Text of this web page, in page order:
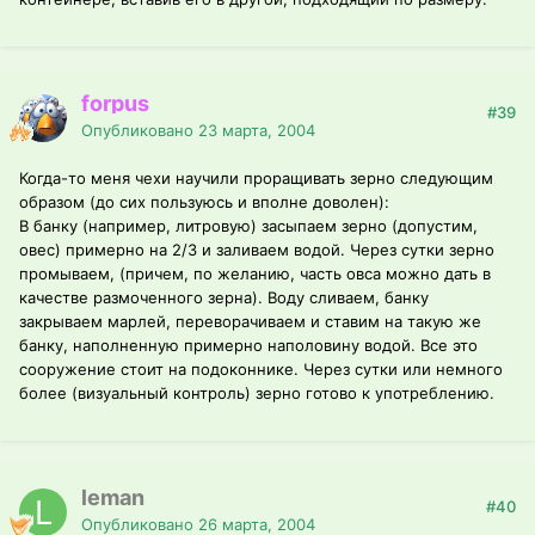
forpus
Опубликовано 23 марта, 2004
#39
Когда-то меня чехи научили проращивать зерно следующим
образом (до сих пользуюсь и вполне доволен):
В банку (например, литровую) засыпаем зерно (допустим,
овес) примерно на 2/3 и заливаем водой. Через сутки зерно
промываем, (причем, по желанию, часть овса можно дать в
качестве размоченного зерна). Воду сливаем, банку
закрываем марлей, переворачиваем и ставим на такую же
банку, наполненную примерно наполовину водой. Все это
сооружение стоит на подоконнике. Через сутки или немного
более (визуальный контроль) зерно готово к употреблению.
leman
Опубликовано 26 марта, 2004
#40